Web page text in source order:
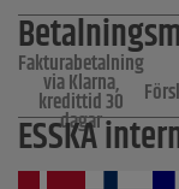
Fakturabetalning
via Klarna,
kredittid 30
dagar
ESSKA